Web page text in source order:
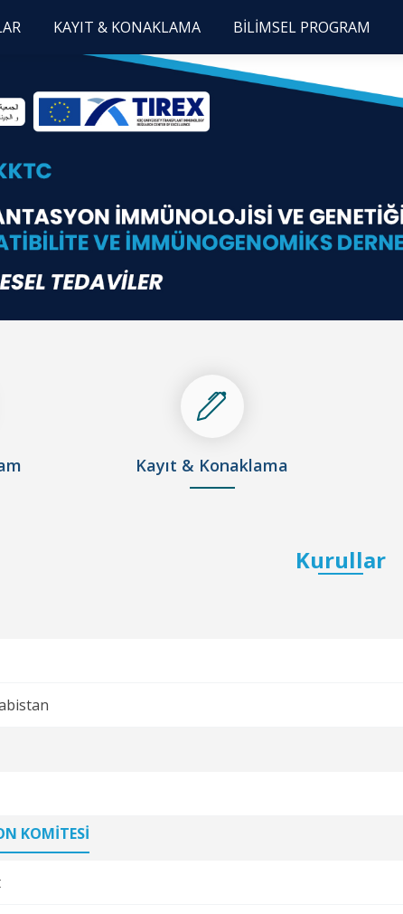
KAYIT & KONAKLAMA BİLİMSEL PROGRAM
Kayıt & Konaklama
Kurullar
KOMİTESİ